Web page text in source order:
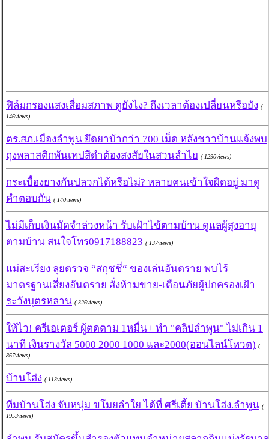
ฟิล์มกรองแสงเสื่อมสภาพ ดูยังไง? ถึงเวลาต้องเปลี่ยนหรือยัง (
146views)
ตร.สภ.เมืองลำพูน ยึดยาบ้ากว่า 700 เม็ด หลังชาวบ้านแจ้งพบ
ถุงพลาสติกพันเทปสีดำต้องสงสัยในสวนลำไย ( 1290views)
กระเบื้องยางกันปลวกได้หรือไม่? หลายคนเข้าใจผิดอยู่ มาดู
คำตอบกัน ( 140views)
ไม่มีเก็บเงินมัดจำล่วงหน้า รับเฝ้าไข้ตามบ้าน ดูแลผู้สุงอายุ
ตามบ้าน สนใจโทร0917188823 ( 137views)
แม่สะเรียง ลุยตรวจ “สกุชชี่“ ของเล่นอันตราย พบไร้
มาตรฐานเสี่ยงอันตราย สั่งห้ามขาย-เตือนภัยผู้ปกครองเฝ้า
ระวังบุตรหลาน ( 326views)
ให้ไว! ครีเอเตอร์ ผู้ตดตาม 1หมื่น+ ทำ "คลิปลำพูน" ไม่เกิน 1
นาที เงินรางวัล 5000 2000 1000 และ2000(ออนไลน์โหวต) (
867views)
บ้านโฮ่ง ( 113views)
ทีมบ้านโฮ่ง จับหนุ่ม ขโมยลำใย ได้ที่ ศรีเตี้ย บ้านโฮ่ง.ลำพูน (
1953views)